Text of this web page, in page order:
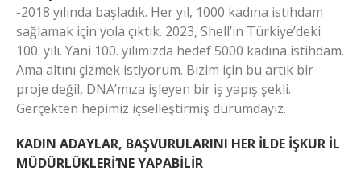
-2018 yılında başladık. Her yıl, 1000 kadına istihdam
sağlamak için yola çıktık. 2023, Shell’in Türkiye’deki
100. yılı. Yani 100. yılımızda hedef 5000 kadına istihdam.
Ama altını çizmek istiyorum. Bizim için bu artık bir
proje değil, DNA’mıza işleyen bir iş yapış şekli.
Gerçekten hepimiz içselleştirmiş durumdayız.
KADIN ADAYLAR, BAŞVURULARINI HER İLDE İŞKUR İL
MÜDÜRLÜKLERİ’NE YAPABİLİR